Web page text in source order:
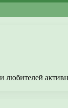
любителей